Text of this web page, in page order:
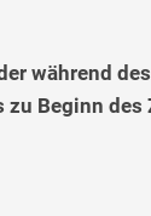
während
zu Beginn